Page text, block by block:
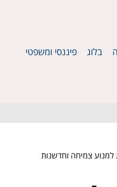
בלוג פיננסי ומשפטי
למנוע צמיחה וחדשנות